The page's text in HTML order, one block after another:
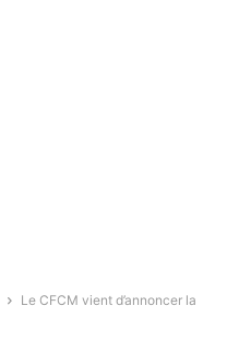
Le CFCM vient d’annoncer la